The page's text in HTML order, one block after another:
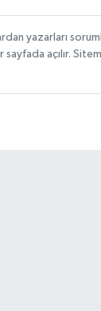
yazarları
açılır.